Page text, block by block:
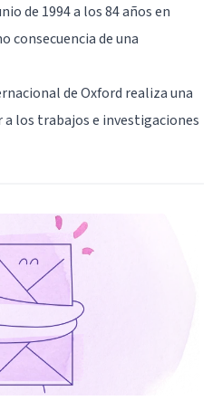
de 1994 a los 84 años en
de una
de Oxford realiza una
los trabajos e investigaciones